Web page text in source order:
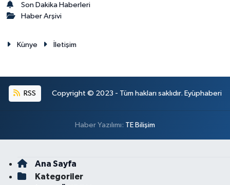
Son Dakika Haberleri
Haber Arşivi
Künye İletişim
RSS Copyright © 2023 - Tüm hakları saklıdır. Eyüphaberi
Haber Yazılımı: TE Bilişim
Ana Sayfa
Kategoriler